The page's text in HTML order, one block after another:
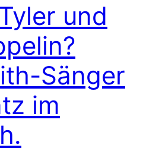
und
Sänger
im